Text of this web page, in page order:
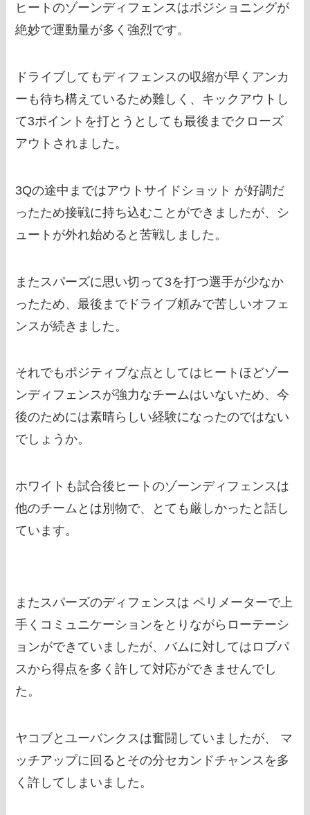
ヒートのゾーンディフェンスはポジショニングが
絶妙で運動量が多く強烈です。
ドライブしてもディフェンスの収縮が早くアンカ
ーも待ち構えているため難しく、キックアウトし
て3ポイントを打とうとしても最後までクローズ
アウトされました。
3Qの途中まではアウトサイドショット が好調だ
ったため接戦に持ち込むことができましたが、シ
ュートが外れ始めると苦戦しました。
またスパーズに思い切って3を打つ選手が少なか
ったため、最後までドライブ頼みで苦しいオフェ
ンスが続きました。
それでもポジティブな点としてはヒートほどゾー
ンディフェンスが強力なチームはいないため、今
後のためには素晴らしい経験になったのではない
でしょうか。
ホワイトも試合後ヒートのゾーンディフェンスは
他のチームとは別物で、とても厳しかったと話し
ています。
またスパーズのディフェンスは ペリメーターで上
手くコミュニケーションをとりながらローテーシ
ョンができていましたが、バムに対してはロブパ
スから得点を多く許して対応ができませんでし
た。
ヤコブとユーバンクスは奮闘していましたが、 マ
ッチアップに回るとその分セカンドチャンスを多
く許してしまいました。